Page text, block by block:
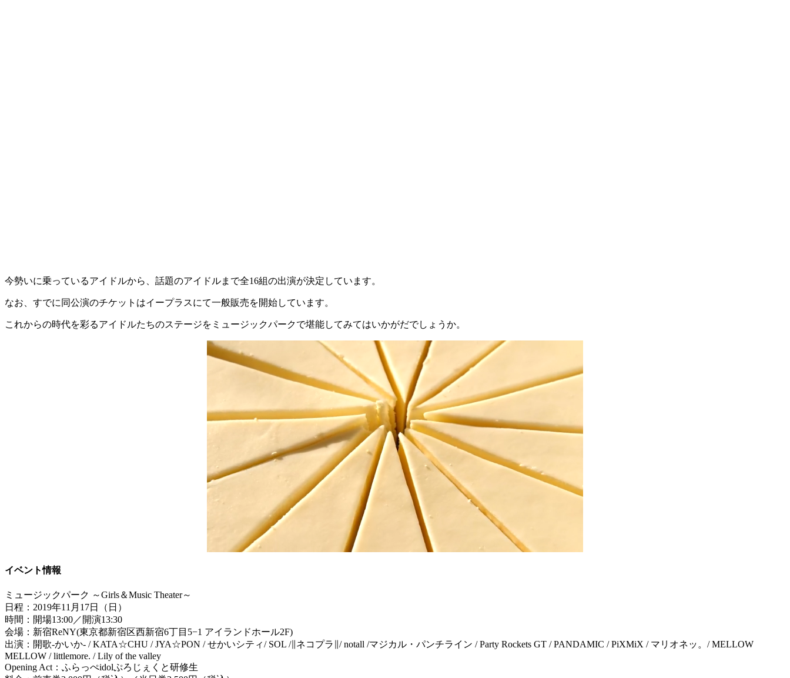
今勢いに乗っているアイドルから、話題のアイドルまで全16組の出演が決定しています。
なお、すでに同公演のチケットはイープラスにて一般販売を開始しています。
これからの時代を彩るアイドルたちのステージをミュージックパークで堪能してみてはいかがだでしょうか。
イベント情報
ミュージックパーク ～Girls＆Music Theater～
日程：2019年11月17日（日）
時間：開場13:00／開演13:30
会場：新宿ReNY(東京都新宿区西新宿6丁目5−1 アイランドホール2F)
出演：開歌-かいか- / KATA☆CHU / JYA☆PON / せかいシティ/ SOL /∥ネコプラ∥/ notall /マジカル・パンチライン / Party Rockets GT / PANDAMIC / PiXMiX / マリオネッ。/ MELLOW
MELLOW / littlemore. / Lily of the valley
Opening Act：ふらっぺidolぷろじぇくと研修生